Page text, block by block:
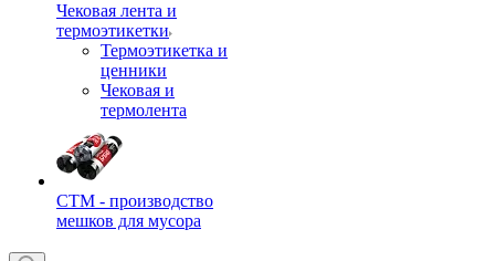
Чековая лента и
термоэтикетки
Термоэтикетка и
ценники
Чековая и
термолента
СТМ - производство
мешков для мусора